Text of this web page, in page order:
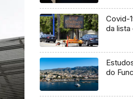
Covid-
da lista
do